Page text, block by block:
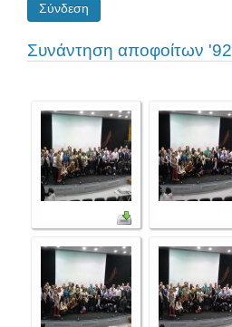
Σύνδεση
Συνάντηση αποφοίτων '92